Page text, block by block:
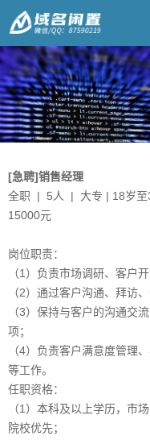
[急聘]销售经理
全职 | 5人 | 大专 | 18岁
15000元
岗位职责：
（1）负责市场调研、客户
（2）通过客户沟通、拜访
（3）保持与客户的沟通交
项；
（4）负责客户满意度管理
等工作。
任职资格：
（1）本科及以上学历，市
院校优先；